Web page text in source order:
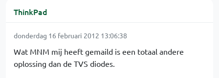
ThinkPad
donderdag 16 februari 2012 13:06:38
Wat MNM mij heeft gemaild is een totaal andere
oplossing dan de TVS diodes.